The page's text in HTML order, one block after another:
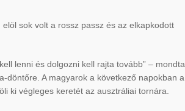
sok volt a rossz passz és az elkapkodott
lenni és dolgozni kell rajta tovább” – mondta
döntőre. A magyarok a következő napokban a
ki végleges keretét az ausztráliai tornára.